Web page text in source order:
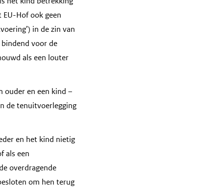
Hof ook geen
in de zin van
voor de
als een louter
ouder en een kind –
de tenuitvoerlegging
en het kind nietig
als een
overdragende
om hen terug